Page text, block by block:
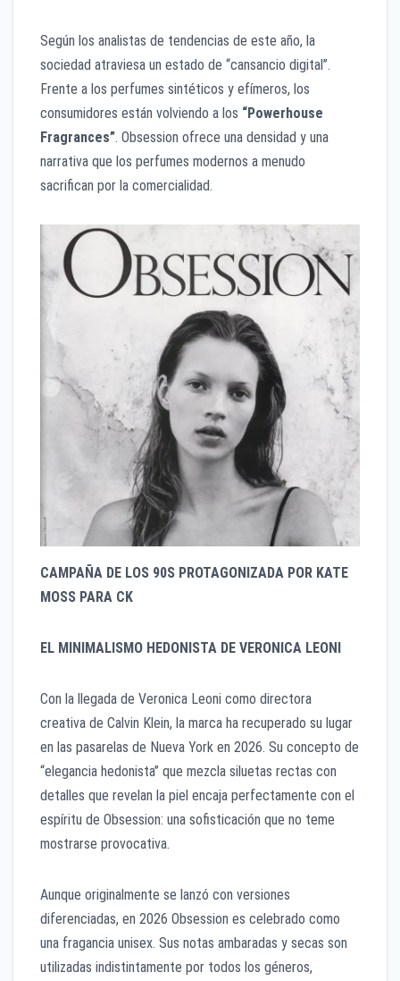
Según los analistas de tendencias de este año, la
sociedad atraviesa un estado de “cansancio digital”.
Frente a los perfumes sintéticos y efímeros, los
consumidores están volviendo a los “Powerhouse
Fragrances”. Obsession ofrece una densidad y una
narrativa que los perfumes modernos a menudo
sacrifican por la comercialidad.
CAMPAÑA DE LOS 90S PROTAGONIZADA POR KATE
MOSS PARA CK
EL MINIMALISMO HEDONISTA DE VERONICA LEONI
Con la llegada de Veronica Leoni como directora
creativa de Calvin Klein, la marca ha recuperado su lugar
en las pasarelas de Nueva York en 2026. Su concepto de
“elegancia hedonista” que mezcla siluetas rectas con
detalles que revelan la piel encaja perfectamente con el
espíritu de Obsession: una sofisticación que no teme
mostrarse provocativa.
Aunque originalmente se lanzó con versiones
diferenciadas, en 2026 Obsession es celebrado como
una fragancia unisex. Sus notas ambaradas y secas son
utilizadas indistintamente por todos los géneros,